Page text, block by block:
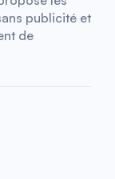
publicité et
de